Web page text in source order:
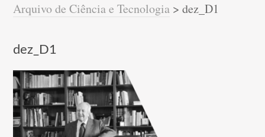
Arquivo de Ciência e Tecnologia >dez_D1
dez_D1